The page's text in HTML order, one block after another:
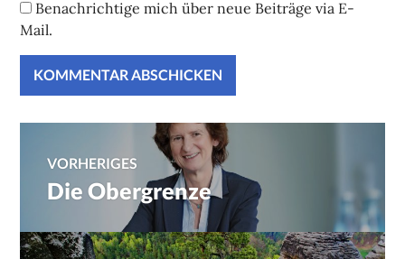
Benachrichtige mich über neue Beiträge via E-
Mail.
Beitragsnavigation
VORHERIGES
Vorheriger
Die Obergrenze